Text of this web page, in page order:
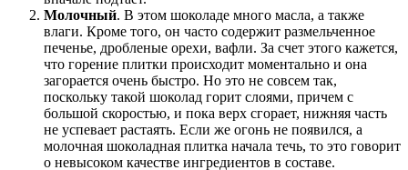
Молочный. В этом шоколаде много масла, а также
влаги. Кроме того, он часто содержит размельченное
печенье, дробленые орехи, вафли. За счет этого кажется,
что горение плитки происходит моментально и она
загорается очень быстро. Но это не совсем так,
поскольку такой шоколад горит слоями, причем с
большой скоростью, и пока верх сгорает, нижняя часть
не успевает растаять. Если же огонь не появился, а
молочная шоколадная плитка начала течь, то это говорит
о невысоком качестве ингредиентов в составе.